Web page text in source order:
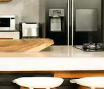
oben und unten oder